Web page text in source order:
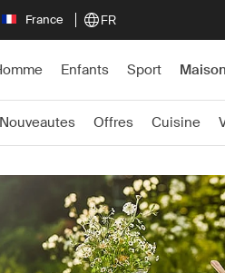
France FR
Enfants Sport Maison
Nouveautes Offres Cuisine